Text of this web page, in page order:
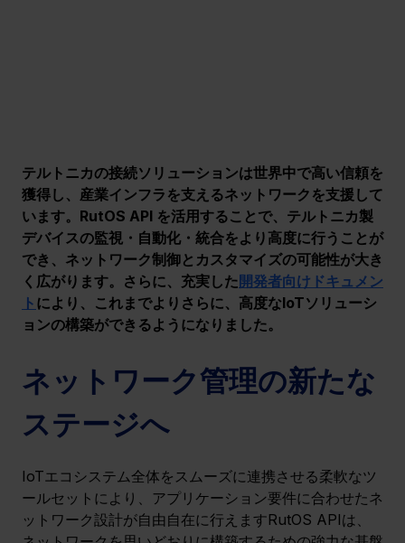
テルトニカの接続ソリューションは世界中で高い信頼を
獲得し、産業インフラを支えるネットワークを支援して
います。RutOS API を活用することで、テルトニカ製
デバイスの監視・自動化・統合をより高度に行うことが
でき、ネットワーク制御とカスタマイズの可能性が大き
く広がります。さらに、充実した開発者向けドキュメン
ト により、これまでよりさらに、高度なIoTソリューシ
ョンの構築ができるようになりました。
ネットワーク管理の新たな
ステージへ
IoTエコシステム全体をスムーズに連携させる柔軟なツ
ールセットにより、アプリケーション要件に合わせたネ
ットワーク設計が自由自在に行えますRutOS APIは、